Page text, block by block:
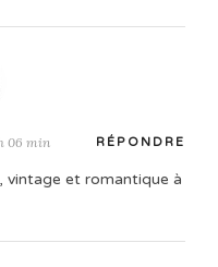
06 min RÉPONDRE
vintage et romantique à